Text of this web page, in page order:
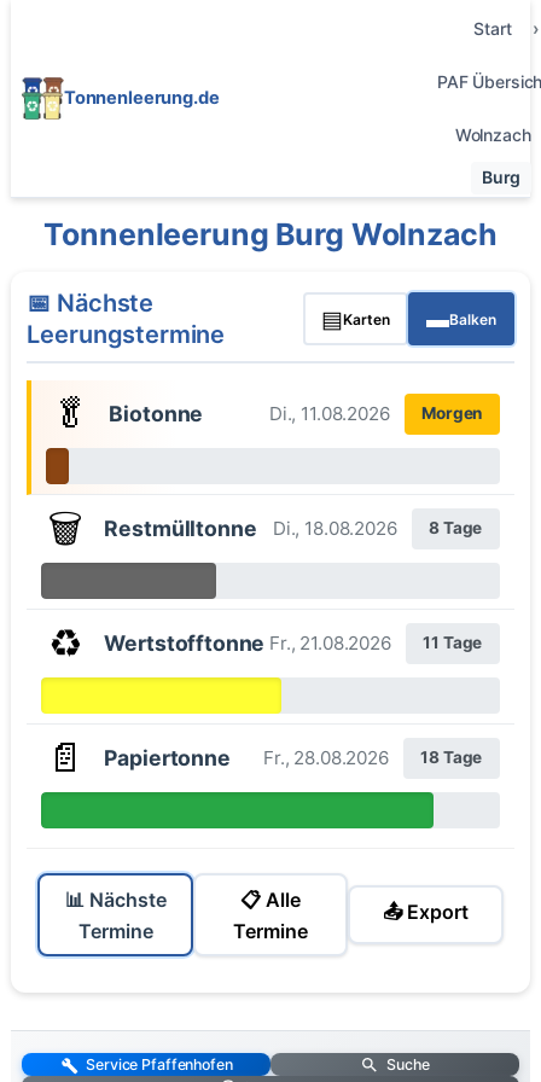
Tonnenleerung.de
Start
PAF
Wolnzach
Burg
Tonnenleerung Burg Wolnzach
📅 Nächste
Leerungstermine
▤Karten ▬Balken
🥬 Biotonne Di., 11.08.2026 Morgen
🗑️ Restmülltonne Di., 18.08.2026 8 Tage
♻️ Wertstofftonne Fr., 21.08.2026 11 Tage
📄 Papiertonne Fr., 28.08.2026 18 Tage
📊 Nächste
Termine
📋 Alle
Termine
📤 Export
Service Pfaffenhofen
Suche